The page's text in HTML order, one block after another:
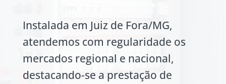
Instalada em Juiz de Fora/MG,
atendemos com regularidade os
mercados regional e nacional,
destacando-se a prestação de